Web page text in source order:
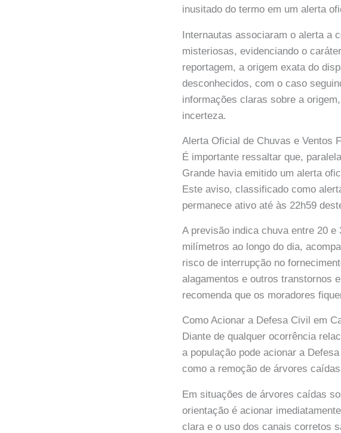
inusitado do termo em um alerta
Internautas associaram o alerta a
misteriosas, evidenciando o
reportagem, a origem exata do
desconhecidos, com o caso
informações claras sobre a
incerteza.
Alerta Oficial de Chuvas e Ventos
É importante ressaltar que,
Grande havia emitido um alerta
Este aviso, classificado como
permanece ativo até às 22h59
A previsão indica chuva entre 20
milímetros ao longo do dia,
risco de interrupção no
alagamentos e outros transtornos
recomenda que os moradores
Como Acionar a Defesa Civil em
Diante de qualquer ocorrência
a população pode acionar a
como a remoção de árvores
Em situações de árvores caídas
orientação é acionar
clara e o uso dos canais corretos